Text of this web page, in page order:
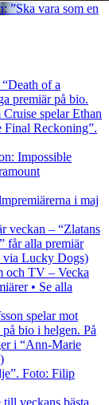
”Ska vara som en
of a
premiär på bio.
spelar Ethan
Reckoning”.
i maj
veckan – “Zlatans
får alla premiär
via Lucky Dogs)
och TV – Vecka
• Se alla
spelar mot
bio i helgen. På
i “Ann-Marie
veckans bästa